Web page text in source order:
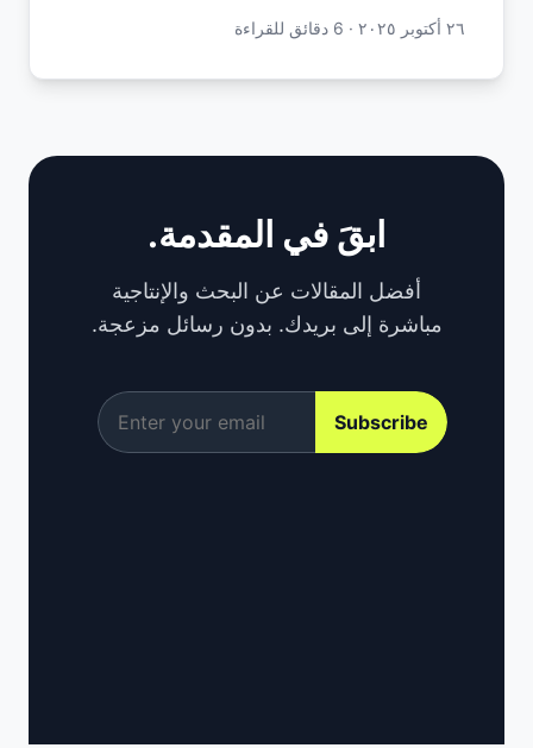
٢٦ أكتوبر ٢٠٢٥ · 6 دقائق للقراءة
ابقَ في المقدمة.
أفضل المقالات عن البحث والإنتاجية
مباشرة إلى بريدك. بدون رسائل مزعجة.